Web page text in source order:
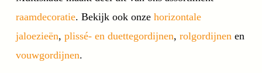
raamdecoratie. Bekijk ook onze horizontale
jaloezieën, plissé- en duettegordijnen, rolgordijnenen
vouwgordijnen.